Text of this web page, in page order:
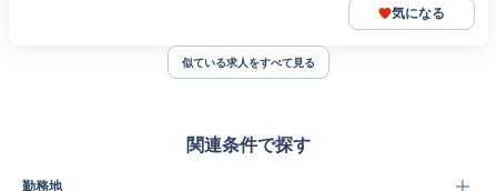
気になる
似ている求人をすべて見る
関連条件で探す
勤務地